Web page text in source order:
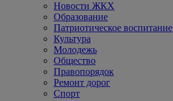
Новости ЖКХ
Образование
Патриотическое воспитание
Культура
Молодежь
Общество
Правопорядок
Ремонт дорог
Спорт